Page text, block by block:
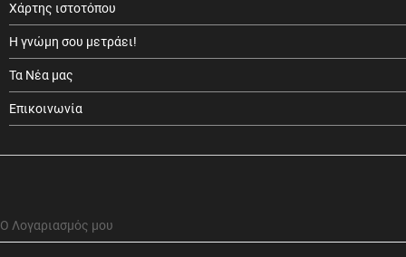
Χάρτης ιστοτόπου
Η γνώμη σου μετράει!
Τα Νέα μας
Επικοινωνία
Ο Λογαριασμός μου